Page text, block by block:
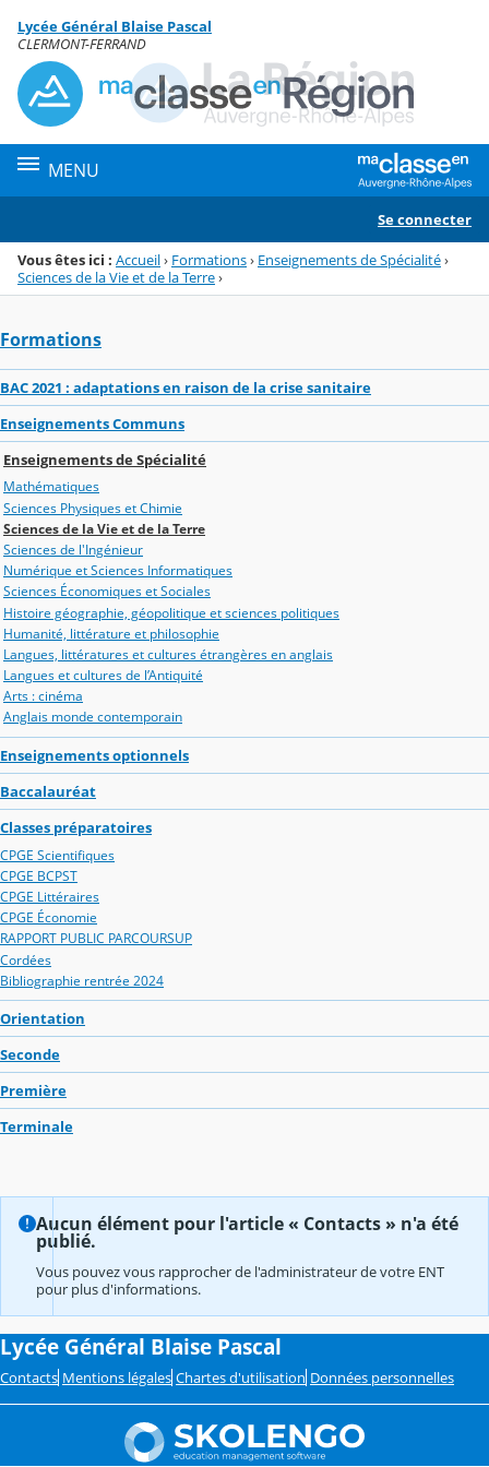
Menu de la rubrique
Contenu
Lycée Général Blaise Pascal
CLERMONT-FERRAND
MENU
Se connecter
Vous êtes ici : Accueil› Formations› Enseignements de Spécialité›
Sciences de la Vie et de la Terre›
Formations
BAC 2021 : adaptations en raison de la crise sanitaire
Enseignements Communs
Enseignements de Spécialité
Mathématiques
Sciences Physiques et Chimie
Sciences de la Vie et de la Terre
Sciences de l'Ingénieur
Numérique et Sciences Informatiques
Sciences Économiques et Sociales
Histoire géographie, géopolitique et sciences politiques
Humanité, littérature et philosophie
Langues, littératures et cultures étrangères en anglais
Langues et cultures de l’Antiquité
Arts : cinéma
Anglais monde contemporain
Enseignements optionnels
Baccalauréat
Classes préparatoires
CPGE Scientifiques
CPGE BCPST
CPGE Littéraires
CPGE Économie
RAPPORT PUBLIC PARCOURSUP
Cordées
Bibliographie rentrée 2024
Orientation
Seconde
Première
Terminale
Aucun élément pour l'article « Contacts » n'a été
publié.
Vous pouvez vous rapprocher de l'administrateur de votre ENT
pour plus d'informations.
Lycée Général Blaise Pascal
Contacts Mentions légales Chartes d'utilisation Données personnelles